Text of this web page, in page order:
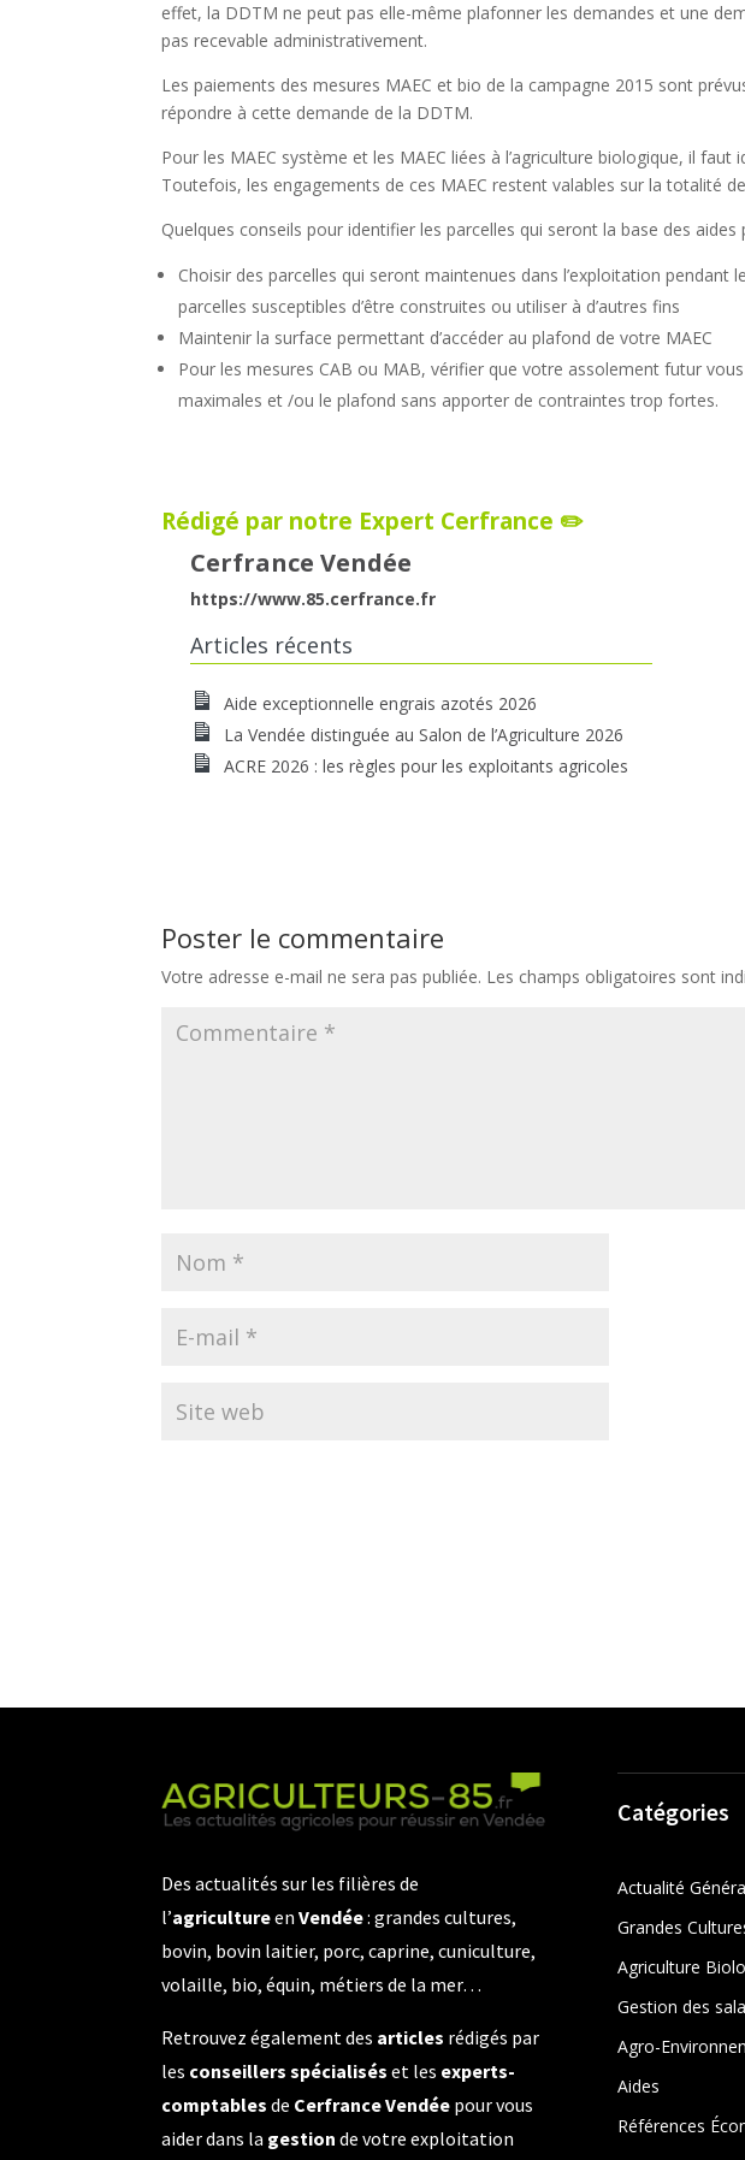
effet, la DDTM ne peut pas elle-même plafonner les demandes et une
pas recevable administrativement.
Les paiements des mesures MAEC et bio de la campagne 2015 sont
répondre à cette demande de la DDTM.
Pour les MAEC système et les MAEC liées à l’agriculture biologique, il
Toutefois, les engagements de ces MAEC restent valables sur la totalité
Quelques conseils pour identifier les parcelles qui seront la base des aides
Choisir des parcelles qui seront maintenues dans l’exploitation pendant
parcelles susceptibles d’être construites ou utiliser à d’autres fins
Maintenir la surface permettant d’accéder au plafond de votre MAEC
Pour les mesures CAB ou MAB, vérifier que votre assolement futur
maximales et /ou le plafond sans apporter de contraintes trop fortes.
Rédigé par notre Expert Cerfrance ✏️
Cerfrance Vendée
https://www.85.cerfrance.fr
Articles récents
Aide exceptionnelle engrais azotés 2026
La Vendée distinguée au Salon de l’Agriculture 2026
ACRE 2026 : les règles pour les exploitants agricoles
Poster le commentaire
Votre adresse e-mail ne sera pas publiée. Les champs obligatoires sont
Des actualités sur les filières de
l’agricultureenVendée: grandes cultures,
bovin, bovin laitier, porc, caprine, cuniculture,
volaille, bio, équin, métiers de la mer…
Retrouvez également des articles rédigés par
les conseillers spécialisés et les experts-
comptables de Cerfrance Vendée pour vous
aider dans la gestion de votre exploitation
Catégories
Actualité
Grandes
Agriculture
Gestion des
Agro-
Aides
Références